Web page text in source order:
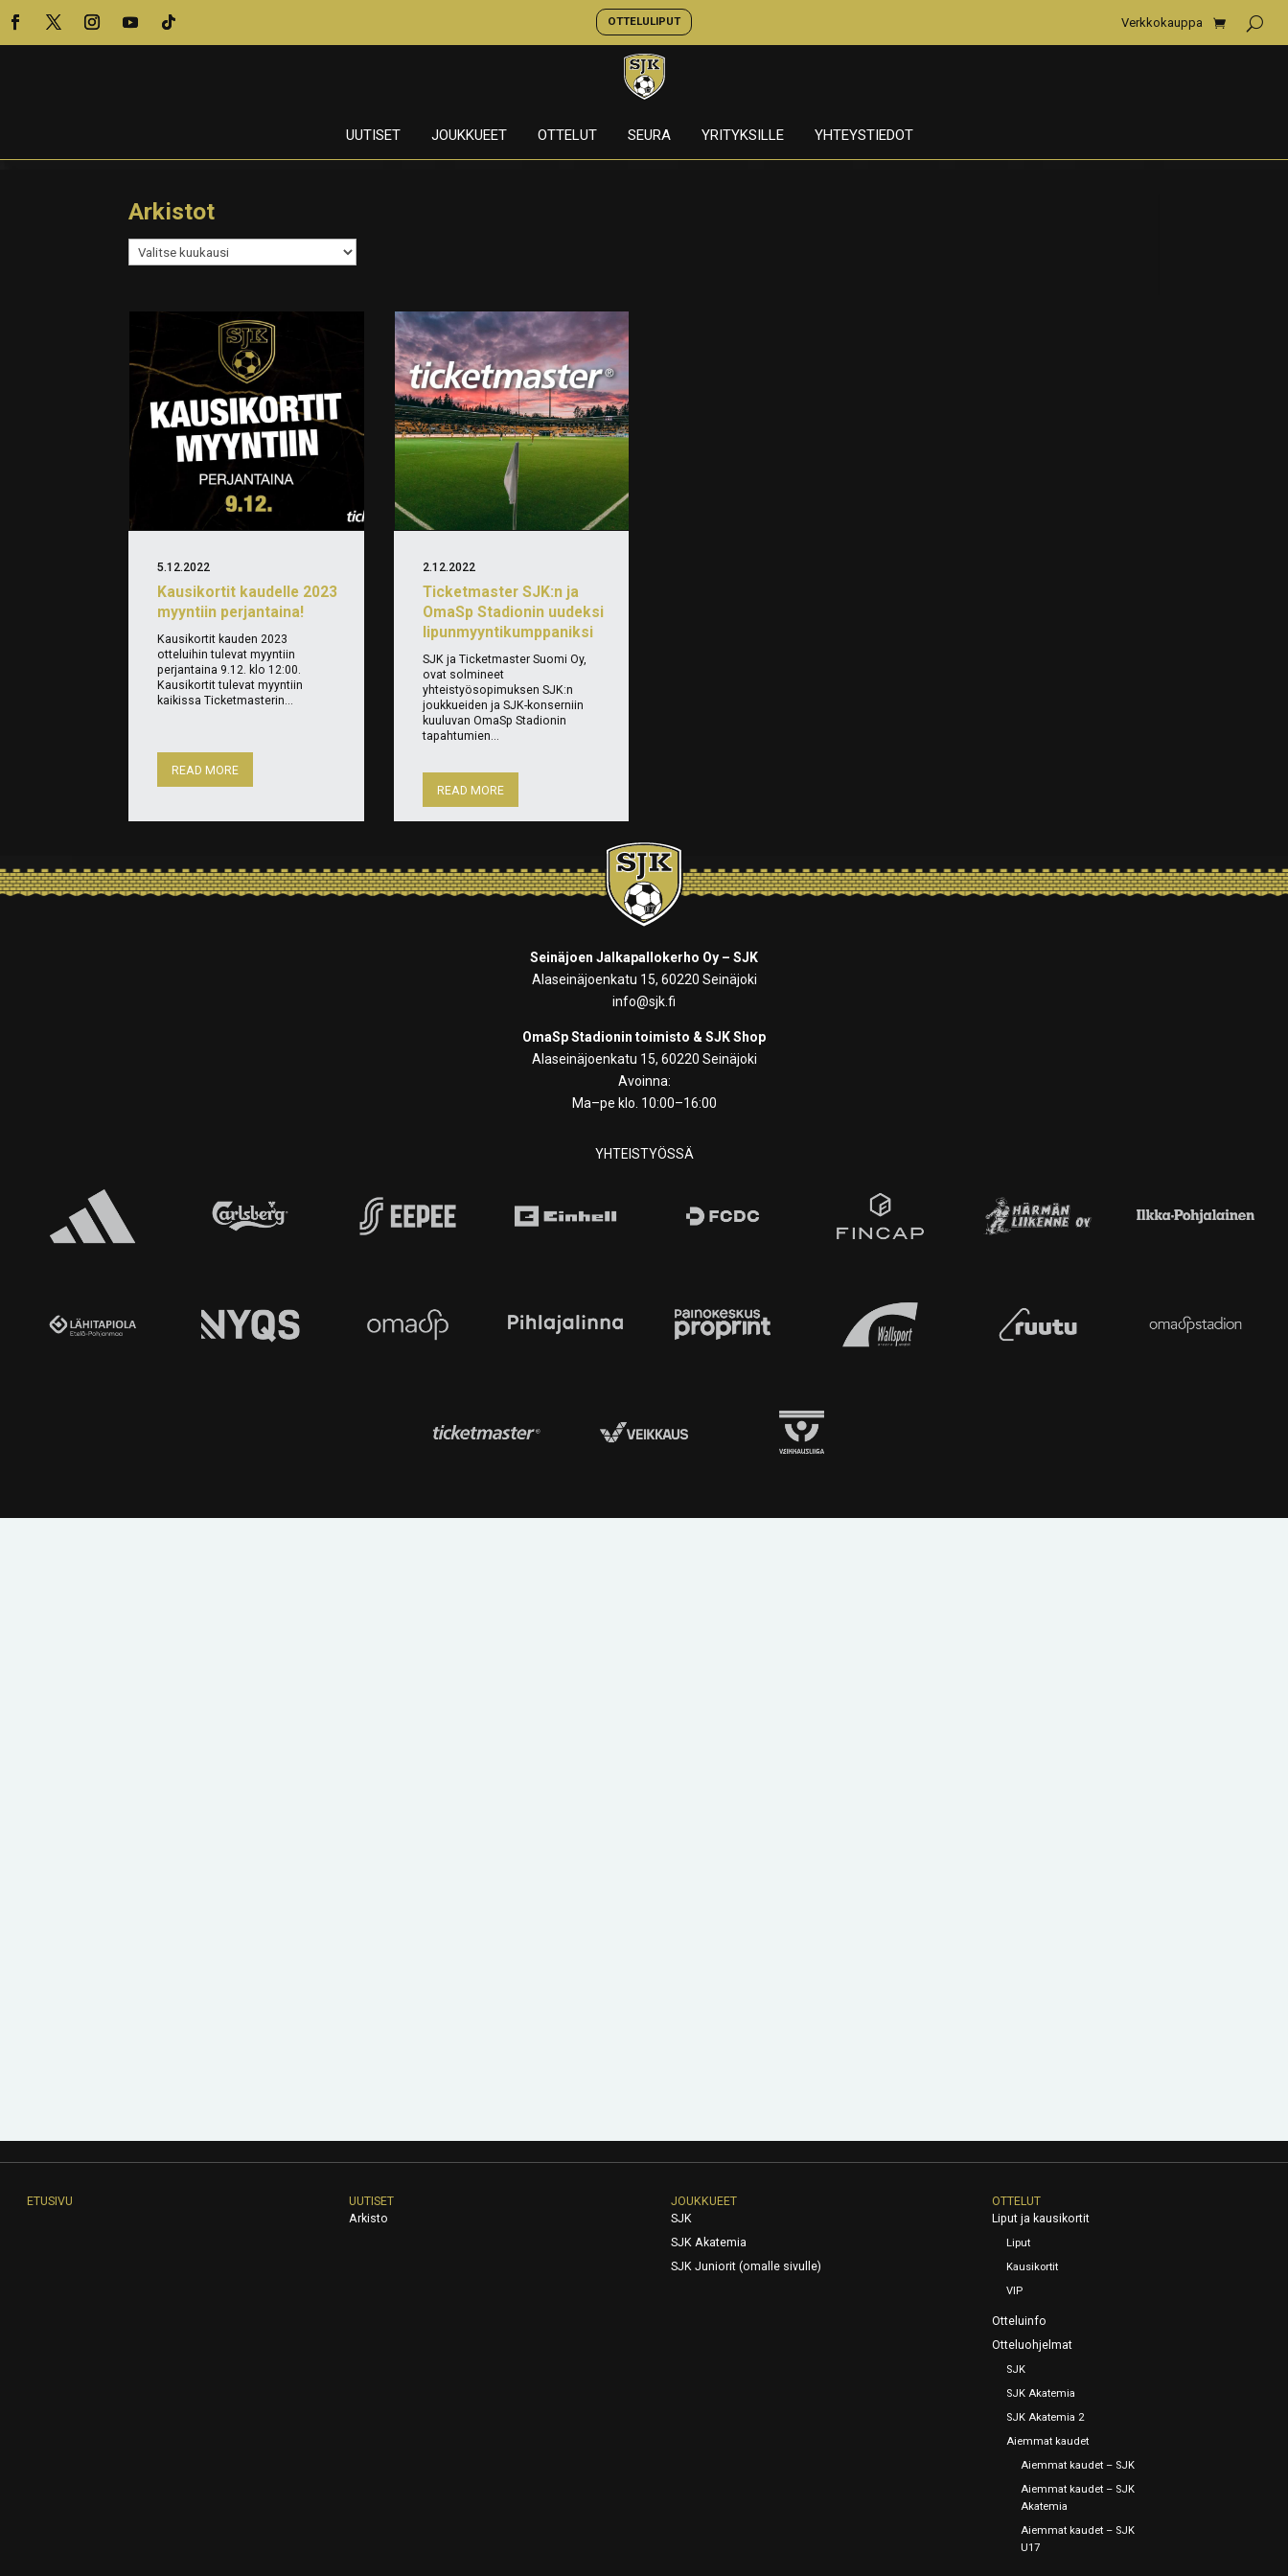
OTTELULIPUT Verkkokauppa
UUTISET JOUKKUEET OTTELUT SEURA YRITYKSILLE YHTEYSTIEDOT
Arkistot
Arkistot
Kausikortit kaudelle 2023
myyntiin perjantaina!
5.12.2022
Kausikortit kauden 2023
otteluihin tulevat myyntiin
perjantaina 9.12. klo 12:00.
Kausikortit tulevat myyntiin
kaikissa Ticketmasterin...
READ MORE
Ticketmaster SJK:n ja
OmaSp Stadionin uudeksi
lipunmyyntikumppaniksi
2.12.2022
SJK ja Ticketmaster Suomi Oy,
ovat solmineet
yhteistyösopimuksen SJK:n
joukkueiden ja SJK-konserniin
kuuluvan OmaSp Stadionin
tapahtumien...
READ MORE
Seinäjoen Jalkapallokerho Oy – SJK
Alaseinäjoenkatu 15, 60220 Seinäjoki
info@sjk.fi
OmaSp Stadionin toimisto & SJK Shop
Alaseinäjoenkatu 15, 60220 Seinäjoki
Avoinna:
Ma–pe klo. 10:00–16:00
YHTEISTYÖSSÄ
ETUSIVU
UUTISET
Arkisto
JOUKKUEET
SJK
SJK Akatemia
SJK Juniorit (omalle sivulle)
OTTELUT
Liput ja kausikortit
Liput
Kausikortit
VIP
Otteluinfo
Otteluohjelmat
SJK
SJK Akatemia
SJK Akatemia 2
Aiemmat kaudet
Aiemmat kaudet – SJK
Aiemmat kaudet – SJK
Akatemia
Aiemmat kaudet – SJK
U17